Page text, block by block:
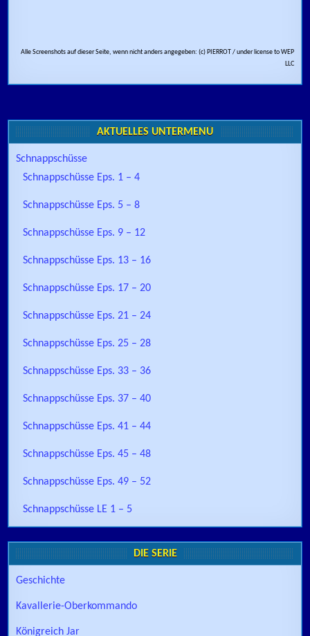
Alle Screenshots auf dieser Seite, wenn nicht anders angegeben: (c) PIERROT / under license to WEP
LLC
AKTUELLES UNTERMENÜ
Schnappschüsse
Schnappschüsse Eps. 1 – 4
Schnappschüsse Eps. 5 – 8
Schnappschüsse Eps. 9 – 12
Schnappschüsse Eps. 13 – 16
Schnappschüsse Eps. 17 – 20
Schnappschüsse Eps. 21 – 24
Schnappschüsse Eps. 25 – 28
Schnappschüsse Eps. 33 – 36
Schnappschüsse Eps. 37 – 40
Schnappschüsse Eps. 41 – 44
Schnappschüsse Eps. 45 – 48
Schnappschüsse Eps. 49 – 52
Schnappschüsse LE 1 – 5
DIE SERIE
Geschichte
Kavallerie-Oberkommando
Königreich Jar